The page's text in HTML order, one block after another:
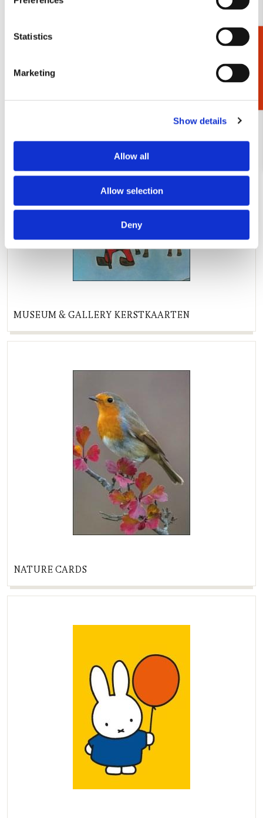
Statistics
Marketing
Show details
Allow all
Allow selection
Deny
MUSEUM & GALLERY KERSTKAARTEN
NATURE CARDS
Cadeaukiezer